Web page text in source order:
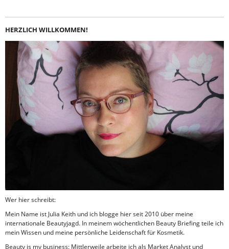
HERZLICH WILLKOMMEN!
Wer hier schreibt:
Mein Name ist Julia Keith und ich blogge hier seit 2010 über meine
internationale Beautyjagd. In meinem wöchentlichen Beauty Briefing teile ich
mein Wissen und meine persönliche Leidenschaft für Kosmetik.
Beauty is my business: Mittlerweile arbeite ich als Market Analyst und